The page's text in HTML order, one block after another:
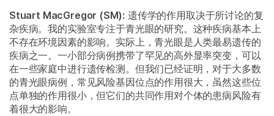
Stuart MacGregor (SM): 遗传学的作用取决于所讨论的复
杂疾病。我的实验室专注于青光眼的研究。这种疾病基本上
不存在环境因素的影响。实际上，青光眼是人类最易遗传的
疾病之一。一小部分病例携带了罕见的高外显率突变，可以
在一些家庭中进行遗传检测。但我们已经证明，对于大多数
的青光眼病例，常见风险基因位点的作用很大，虽然这些位
点单独的作用很小，但它们的共同作用对个体的患病风险有
着很大的影响。